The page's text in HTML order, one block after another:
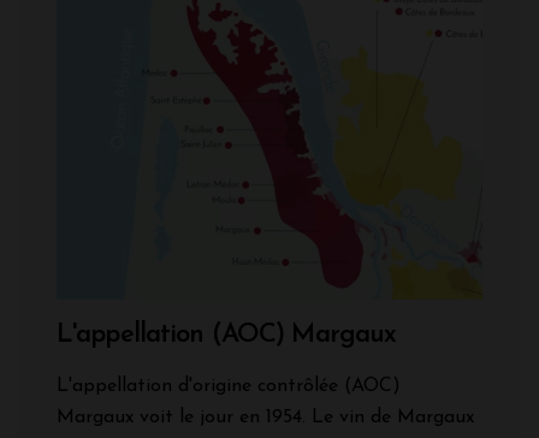
L'appellation (AOC) Margaux
L'appellation d'origine contrôlée (AOC)
Margaux voit le jour en 1954. Le vin de Margaux